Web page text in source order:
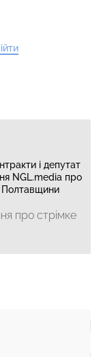
і депутат
NGL.media про
Полтавщини
про стрімке